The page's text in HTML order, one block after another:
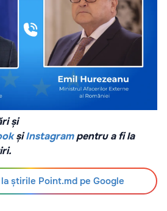
și
șiInstagrampentru a fi la
știrile Point.md pe Google